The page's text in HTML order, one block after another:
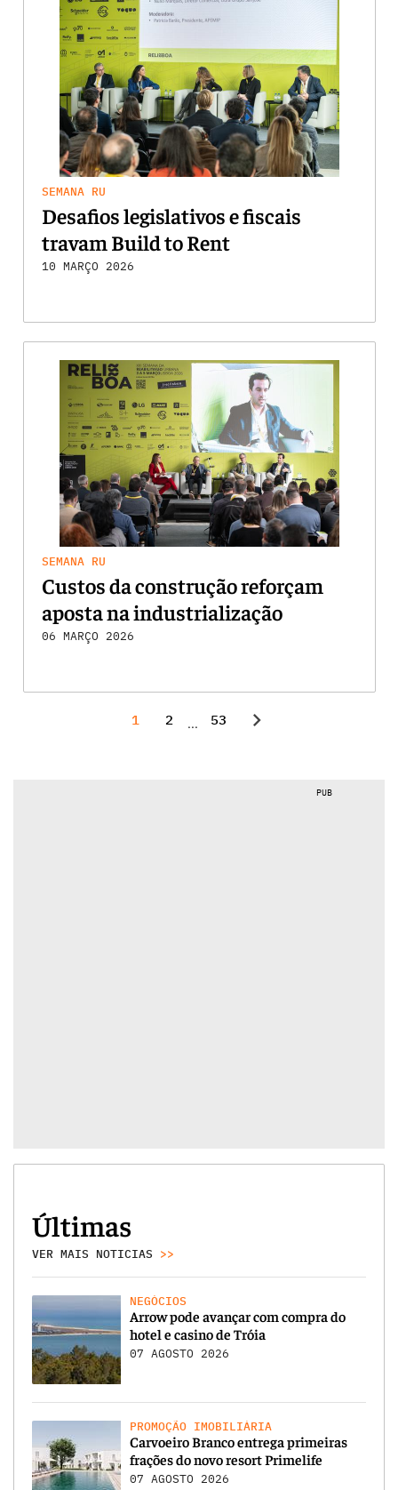
SEMANA RU
Desafios legislativos e fiscais
travam Build to Rent
10 MARÇO 2026
SEMANA RU
Custos da construção reforçam
aposta na industrialização
06 MARÇO 2026
1 2 ... 53 chevron_right
PUB
Últimas
VER MAIS NOTICIAS >>
NEGÓCIOS
Arrow pode avançar com compra do
hotel e casino de Tróia
07 AGOSTO 2026
PROMOÇÃO IMOBILIÁRIA
Carvoeiro Branco entrega primeiras
frações do novo resort Primelife
07 AGOSTO 2026